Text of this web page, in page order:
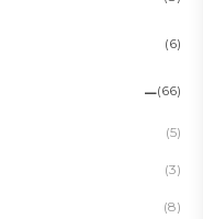
(6)
(66)
(5)
(3)
(8)